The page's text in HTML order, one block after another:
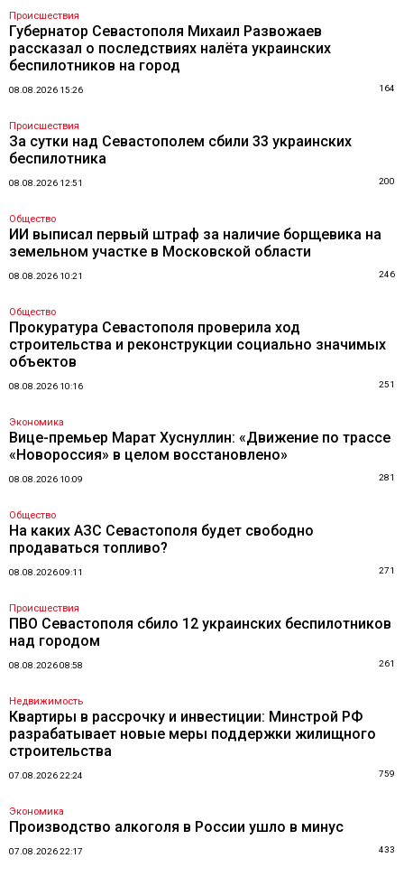
Происшествия
Губернатор Севастополя Михаил Развожаев
рассказал о последствиях налёта украинских
беспилотников на город
08.08.2026 15:26 164
Происшествия
За сутки над Севастополем сбили 33 украинских
беспилотника
08.08.2026 12:51 200
Общество
ИИ выписал первый штраф за наличие борщевика на
земельном участке в Московской области
08.08.2026 10:21 246
Общество
Прокуратура Севастополя проверила ход
строительства и реконструкции социально значимых
объектов
08.08.2026 10:16 251
Экономика
Вице-премьер Марат Хуснуллин: «Движение по трассе
«Новороссия» в целом восстановлено»
08.08.2026 10:09 281
Общество
На каких АЗС Севастополя будет свободно
продаваться топливо?
08.08.2026 09:11 271
Происшествия
ПВО Севастополя сбило 12 украинских беспилотников
над городом
08.08.2026 08:58 261
Недвижимость
Квартиры в рассрочку и инвестиции: Минстрой РФ
разрабатывает новые меры поддержки жилищного
строительства
07.08.2026 22:24 759
Экономика
Производство алкоголя в России ушло в минус
07.08.2026 22:17 433